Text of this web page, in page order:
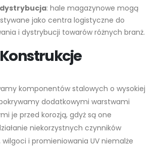
: hale magazynowe mogą
jako centra logistyczne do
i dystrybucji towarów różnych branż.
komponentów stalowych o wysokiej
dodatkowymi warstwami
je przed korozją, gdyż są one
niekorzystnych czynników
wilgoci i promieniowania UV niemalże